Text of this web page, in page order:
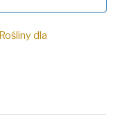
Rośliny dla